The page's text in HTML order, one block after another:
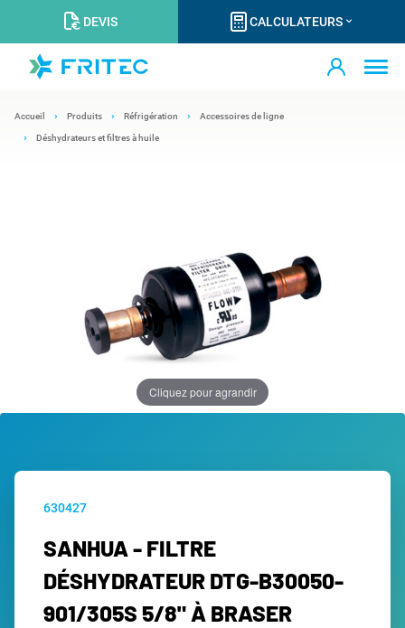
DEVIS CALCULATEURS
Accueil Produits Réfrigération Accessoires de ligne
Déshydrateurs et filtres à huile
Cliquez pour agrandir
630427
SANHUA - FILTRE
DÉSHYDRATEUR DTG-B30050-
901/305S 5/8" À BRASER